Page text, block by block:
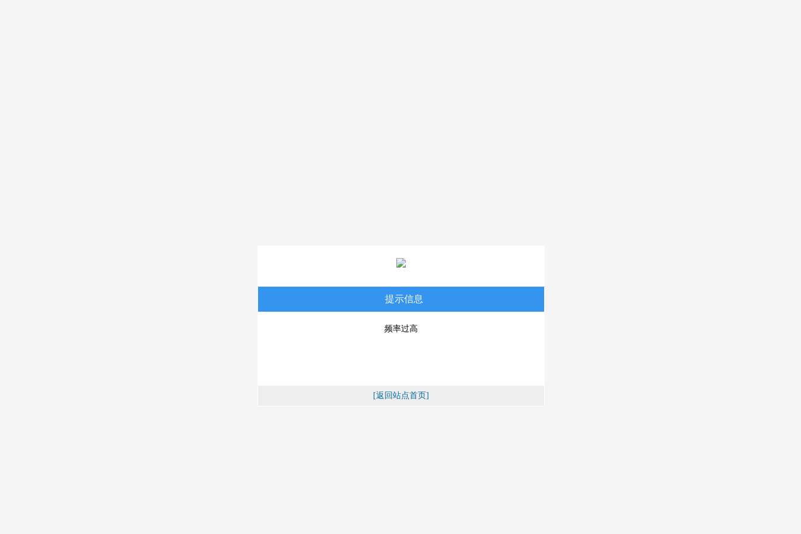
提示信息
频率过高
[返回站点首页]